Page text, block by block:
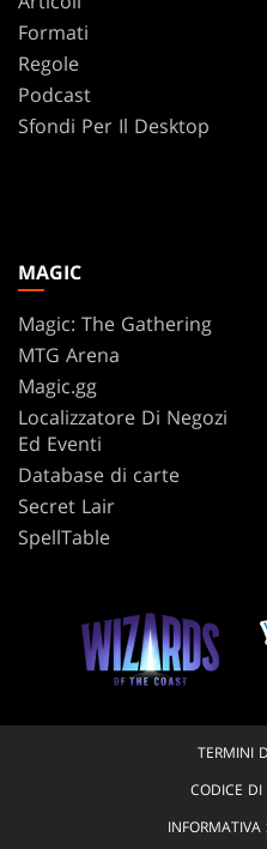
Formati
Regole
Podcast
Sfondi Per Il Desktop
MAGIC
Magic: The Gathering
MTG Arena
Magic.gg
Localizzatore Di Negozi
Ed Eventi
Database di carte
Secret Lair
SpellTable
TERMINI
CODICE
INFORMATIVA